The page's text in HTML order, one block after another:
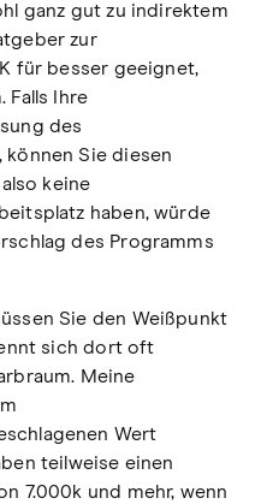
ganz gut zu indirektem
zur
für besser geeignet,
Falls Ihre
des
Sie diesen
keine
haben, würde
des Programms
Sie den Weißpunkt
sich dort oft
Meine
Wert
teilweise einen
7.000k und mehr, wenn